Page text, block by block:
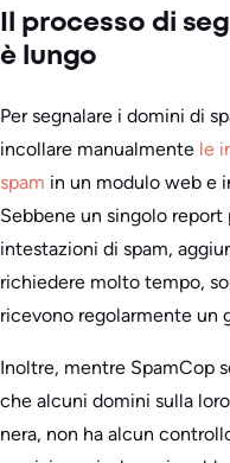
Il processo di
è lungo
Per segnalare i domini di
incollare manualmente le
spam in un modulo web e
Sebbene un singolo
intestazioni di spam,
richiedere molto tempo,
ricevono regolarmente un
Inoltre, mentre SpamCop
che alcuni domini sulla
nera, non ha alcun